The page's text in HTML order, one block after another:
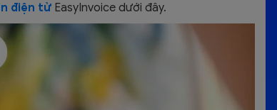
điện tử EasyInvoice dưới đây.